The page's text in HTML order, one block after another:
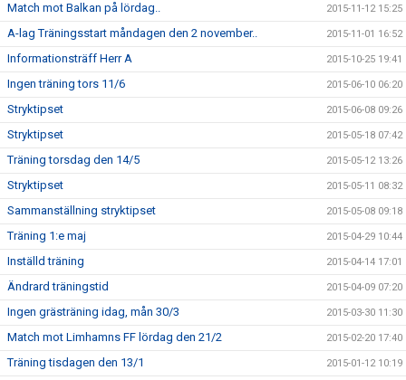
Match mot Balkan på lördag.. 2015-11-12 15:25
A-lag Träningsstart måndagen den 2 november.. 2015-11-01 16:52
Informationsträff Herr A 2015-10-25 19:41
Ingen träning tors 11/6 2015-06-10 06:20
Stryktipset 2015-06-08 09:26
Stryktipset 2015-05-18 07:42
Träning torsdag den 14/5 2015-05-12 13:26
Stryktipset 2015-05-11 08:32
Sammanställning stryktipset 2015-05-08 09:18
Träning 1:e maj 2015-04-29 10:44
Inställd träning 2015-04-14 17:01
Ändrard träningstid 2015-04-09 07:20
Ingen grästräning idag, mån 30/3 2015-03-30 11:30
Match mot Limhamns FF lördag den 21/2 2015-02-20 17:40
Träning tisdagen den 13/1 2015-01-12 10:19